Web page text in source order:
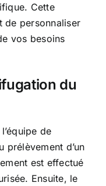
Cette
de personnaliser
vos besoins
du
de
prélèvement d’un
est effectué
Ensuite, le